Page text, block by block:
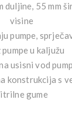
duljine, 55 mm
visine
pumpe,
u kaljužu
usisni vod
konstrukcija s
gume